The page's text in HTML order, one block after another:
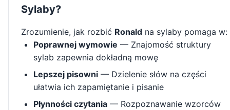
Sylaby?
Zrozumienie, jak rozbić Ronald na sylaby pomaga w:
Poprawnej wymowie — Znajomość struktury
sylab zapewnia dokładną mowę
Lepszej pisowni — Dzielenie słów na części
ułatwia ich zapamiętanie i pisanie
Płynności czytania — Rozpoznawanie wzorców